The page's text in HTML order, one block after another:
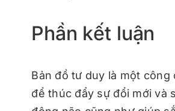
Phần kết luận
Bản đồ tư duy là một công
để thúc đẩy sự đổi mới và